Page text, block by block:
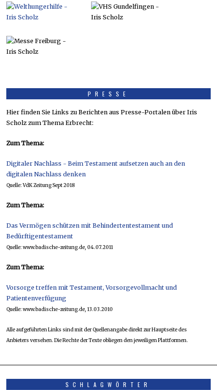
PRESSE
Hier finden Sie Links zu Berichten aus Presse-Portalen über Iris
Scholz zum Thema Erbrecht:
Zum Thema:
Digitaler Nachlass - Beim Testament aufsetzen auch an den
digitalen Nachlass denken
Quelle: VdK Zeitung Sept 2018
Zum Thema:
Das Vermögen schützen mit Behindertentestament und
Bedürftigentestament
Quelle: www.badische-zeitung.de, 04.07.2011
Zum Thema:
Vorsorge treffen mit Testament, Vorsorgevollmacht und
Patientenverfügung
Quelle: www.badische-zeitung.de, 13.03.2010
Alle aufgeführten Links sind mit der Quellenangabe direkt zur Hauptseite des
Anbieters versehen. Die Rechte der Texte obliegen den jeweiligen Plattformen.
SCHLAGWÖRTER